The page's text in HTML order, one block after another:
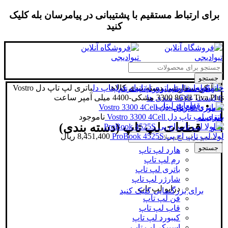
برای ارتباط مستقیم با پشتیبانی در پیامرسان بله کلیک
کنید
جستجو
ورود / ثبت نام
0 لیست علاقه مندی ها
0 مورد/
0 ریال
مقایسه
منو
جستجو
دسته بندی کالاها
قطعات لپتاپ
قطعات لپ تاپ (دسته بندی)
هارد لپ تاپ
رم لپ تاپ
باتری لپ تاپ
شارژر لپ تاپ
درایو لپ تاپ
فن لپ تاپ
قاب لپ تاپ
کیبورد لپ تاپ
خانهقطعات لپتاپباتری لپتاپباتری لپتاپ دل
باتری لپ تاپ دل Vostro
3300 8Cell Tiva Plus مشکی-4400 میلی آمپر ساعت
باتری لپ تاپ دل Vostro 3300 4Cell ناموجود
لولا لپ تاپ اچ پی ProBook 4525S 8,451,400 ریال
برای بزرگنمایی کلیک کنید